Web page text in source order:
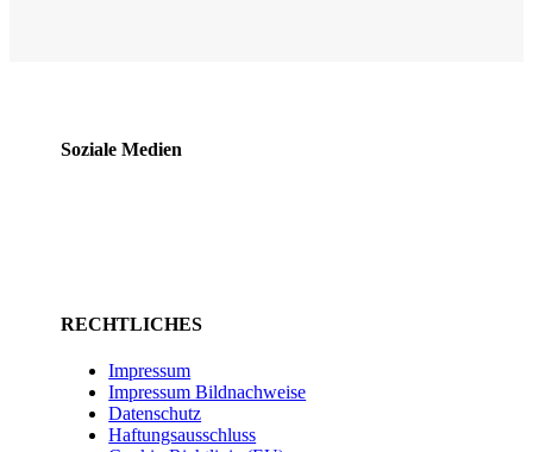
Soziale Medien
RECHTLICHES
Impressum
Impressum Bildnachweise
Datenschutz
Haftungsausschluss